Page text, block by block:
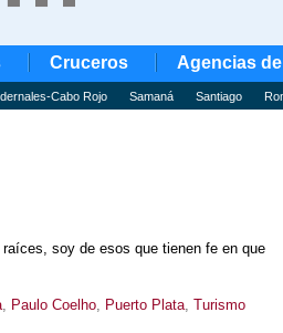
Cruceros Agencias
Cabo Rojo Samaná Santiago
soy de esos que tienen fe en que
, Paulo Coelho, Puerto Plata, Turismo